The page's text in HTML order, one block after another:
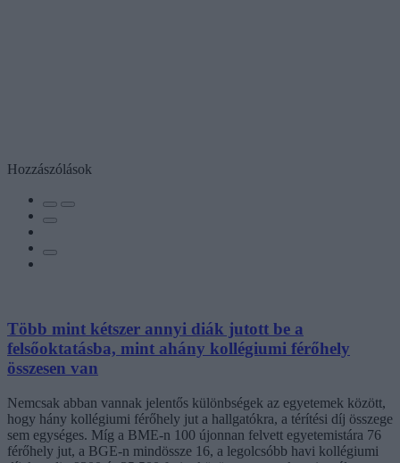
Hozzászólások
Több mint kétszer annyi diák jutott be a
felsőoktatásba, mint ahány kollégiumi férőhely
összesen van
Nemcsak abban vannak jelentős különbségek az egyetemek között,
hogy hány kollégiumi férőhely jut a hallgatókra, a térítési díj összege
sem egységes. Míg a BME-n 100 újonnan felvett egyetemistára 76
férőhely jut, a BGE-n mindössze 16, a legolcsóbb havi kollégiumi